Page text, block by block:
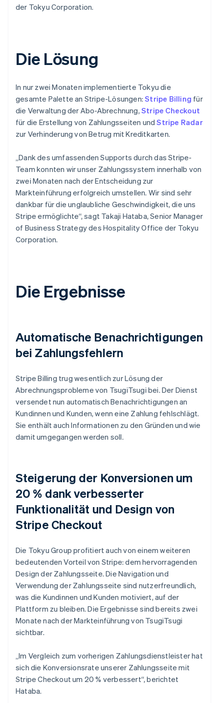
der Tokyu Corporation.
Die Lösung
In nur zwei Monaten implementierte Tokyu die
gesamte Palette an Stripe-Lösungen:Stripe Billing für
die Verwaltung der Abo-Abrechnung, Stripe Checkout
für die Erstellung von Zahlungsseiten undStripe Radar
zur Verhinderung von Betrug mit Kreditkarten.
„Dank des umfassenden Supports durch das Stripe-
Team konnten wir unser Zahlungssystem innerhalb von
zwei Monaten nach der Entscheidung zur
Markteinführung erfolgreich umstellen. Wir sind sehr
dankbar für die unglaubliche Geschwindigkeit, die uns
Stripe ermöglichte“, sagt Takaji Hataba, Senior Manager
of Business Strategy des Hospitality Office der Tokyu
Corporation.
Die Ergebnisse
Automatische Benachrichtigungen
bei Zahlungsfehlern
Stripe Billing trug wesentlich zur Lösung der
Abrechnungsprobleme von TsugiTsugi bei. Der Dienst
versendet nun automatisch Benachrichtigungen an
Kundinnen und Kunden, wenn eine Zahlung fehlschlägt.
Sie enthält auch Informationen zu den Gründen und wie
damit umgegangen werden soll.
Steigerung der Konversionen um
20 % dank verbesserter
Funktionalität und Design von
Stripe Checkout
Die Tokyu Group profitiert auch von einem weiteren
bedeutenden Vorteil von Stripe: dem hervorragenden
Design der Zahlungsseite. Die Navigation und
Verwendung der Zahlungsseite sind nutzerfreundlich,
was die Kundinnen und Kunden motiviert, auf der
Plattform zu bleiben. Die Ergebnisse sind bereits zwei
Monate nach der Markteinführung von TsugiTsugi
sichtbar.
„Im Vergleich zum vorherigen Zahlungsdienstleister hat
sich die Konversionsrate unserer Zahlungsseite mit
Stripe Checkout um 20 % verbessert“, berichtet
Hataba.